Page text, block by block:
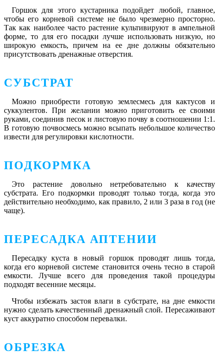
Горшок для этого кустарника подойдет любой, главное,
чтобы его корневой системе не было чрезмерно просторно.
Так как наиболее часто растение культивируют в ампельной
форме, то для его посадки лучше использовать низкую, но
широкую емкость, причем на ее дне должны обязательно
присутствовать дренажные отверстия.
СУБСТРАТ
Можно приобрести готовую землесмесь для кактусов и
суккулентов. При желании можно приготовить ее своими
руками, соединив песок и листовую почву в соотношении 1:1.
В готовую почвосмесь можно всыпать небольшое количество
извести для регулировки кислотности.
ПОДКОРМКА
Это растение довольно нетребовательно к качеству
субстрата. Его подкормки проводят только тогда, когда это
действительно необходимо, как правило, 2 или 3 раза в год (не
чаще).
ПЕРЕСАДКА АПТЕНИИ
Пересадку куста в новый горшок проводят лишь тогда,
когда его корневой системе становится очень тесно в старой
емкости. Лучше всего для проведения такой процедуры
подходят весенние месяцы.
Чтобы избежать застоя влаги в субстрате, на дне емкости
нужно сделать качественный дренажный слой. Пересаживают
куст аккуратно способом перевалки.
ОБРЕЗКА